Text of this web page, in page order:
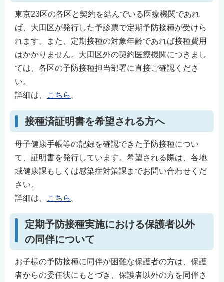
東京23区の各区と契約を結んでいる医療機関であれ
ば、大田区が発行した予診票で定期予防接種が受けら
れます。また、定期接種の対象年齢であれば接種費用
はかかりません。大田区外の契約医療機関につきまし
ては、各区の予防接種担当部署に直接ご確認くださ
い。
詳細は、
こちら 。
接種済証明書を希望される方へ
母子健康手帳等の記録を確認できた予防接種につい
て、証明書を発行しています。希望される際は、各地
域健康課もしくは感染症対策課までお問い合わせくだ
さい。
詳細は、
こちら 。
定期予防接種実施における保護者以外
の同伴について
お子様の予防接種に同伴が困難な保護者の方は、保護
者からの委任状にもとづき、保護者以外の方を同伴さ